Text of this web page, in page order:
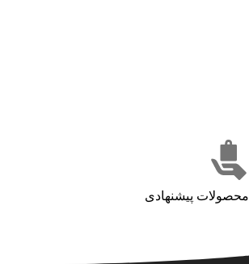
محصولات پیشنهادی